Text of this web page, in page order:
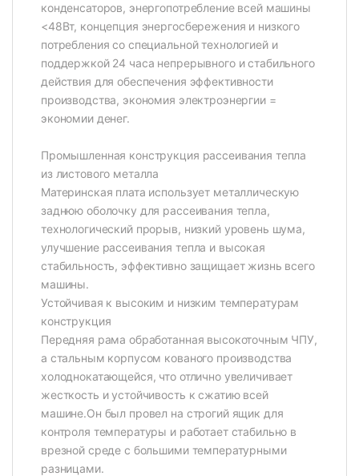
конденсаторов, энергопотребление всей машины
<48Вт, концепция энергосбережения и низкого
потребления со специальной технологией и
поддержкой 24 часа непрерывного и стабильного
действия для обеспечения эффективности
производства, экономия электроэнергии =
экономии денег.
Промышленная конструкция рассеивания тепла
из листового металла
Материнская плата использует металлическую
заднюю оболочку для рассеивания тепла,
технологический прорыв, низкий уровень шума,
улучшение рассеивания тепла и высокая
стабильность, эффективно защищает жизнь всего
машины.
Устойчивая к высоким и низким температурам
конструкция
Передняя рама обработанная высокоточным ЧПУ,
а стальным корпусом кованого производства
холоднокатающейся, что отлично увеличивает
жесткость и устойчивость к сжатию всей
машине.Он был провел на строгий ящик для
контроля температуры и работает стабильно в
врезной среде с большими температурными
разницами.